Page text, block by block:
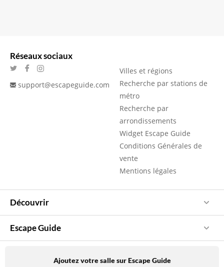
Réseaux sociaux
support@escapeguide.com
Villes et régions
Recherche par stations de
métro
Recherche par
arrondissements
Widget Escape Guide
Conditions Générales de
vente
Mentions légales
Découvrir
Escape Guide
Ajoutez votre salle sur Escape Guide